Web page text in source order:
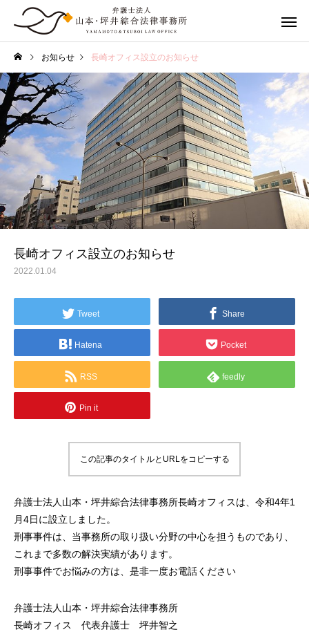
離婚の相談 離婚まで
お知らせ 長崎オフィス設立のお知らせ
長崎オフィス設立のお知らせ
2022.01.04
Tweet Share
Hatena Pocket
RSS feedly
Pin it
この記事のタイトルとURLをコピーする
弁護士法人山本・坪井綜合法律事務所長崎オフィスは、令和4年1
月4日に設立しました。
刑事事件は、当事務所の取り扱い分野の中心を担うものであり、
これまで多数の解決実績があります。
刑事事件でお悩みの方は、是非一度お電話ください
弁護士法人山本・坪井綜合法律事務所
長崎オフィス 代表弁護士 坪井智之